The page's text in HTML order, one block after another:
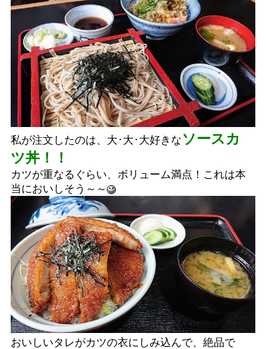
私が注文したのは、大･大･大好きなソースカ
ツ丼！！
カツが重なるぐらい、ボリューム満点！これは本
当においしそう～～
おいしいタレがカツの衣にしみ込んで、絶品で